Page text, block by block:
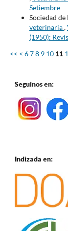
Setiembre
Sociedad
veterinaria,
(1950):
<< < 678 9 10 11
Seguinos en:
Indizada en: